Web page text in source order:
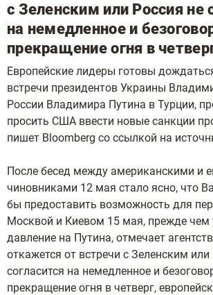
с Зеленским или Россия не
на немедленное и
прекращение огня в
Европейские лидеры готовы
встречи президентов Украины
России Владимира Путина в Турции,
просить США ввести новые санкции
пишет Bloomberg со ссылкой на
После бесед между американскими и
чиновниками 12 мая стало ясно, что
бы предоставить возможность для
Москвой и Киевом 15 мая, прежде чем
давление на Путина, отмечает
откажется от встречи с Зеленским или
согласится на немедленное и
прекращение огня в четверг,